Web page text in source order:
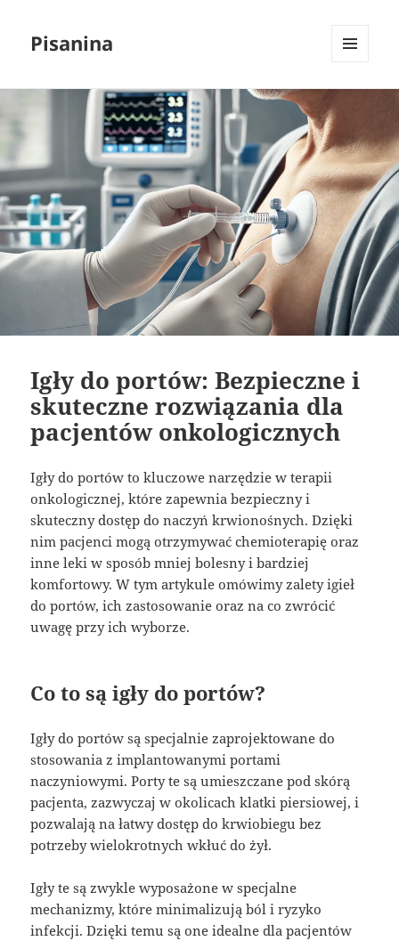
Pisanina
Igły do portów: Bezpieczne i
skuteczne rozwiązania dla
pacjentów onkologicznych
Igły do portów to kluczowe narzędzie w terapii
onkologicznej, które zapewnia bezpieczny i
skuteczny dostęp do naczyń krwionośnych. Dzięki
nim pacjenci mogą otrzymywać chemioterapię oraz
inne leki w sposób mniej bolesny i bardziej
komfortowy. W tym artykule omówimy zalety igieł
do portów, ich zastosowanie oraz na co zwrócić
uwagę przy ich wyborze.
Co to są igły do portów?
Igły do portów są specjalnie zaprojektowane do
stosowania z implantowanymi portami
naczyniowymi. Porty te są umieszczane pod skórą
pacjenta, zazwyczaj w okolicach klatki piersiowej, i
pozwalają na łatwy dostęp do krwiobiegu bez
potrzeby wielokrotnych wkłuć do żył.
Igły te są zwykle wyposażone w specjalne
mechanizmy, które minimalizują ból i ryzyko
infekcji. Dzięki temu są one idealne dla pacjentów